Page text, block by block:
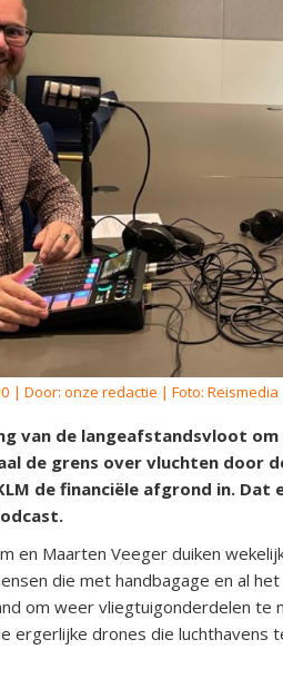
| Door: onze redactie | Foto: Reismedia
van de langeafstandsvloot
de grens over vluchten door
de financiële afgrond in. Dat
en Maarten Veeger duiken
die met handbagage en al
om weer vliegtuigonderdelen
ergerlijke drones die luchthavens